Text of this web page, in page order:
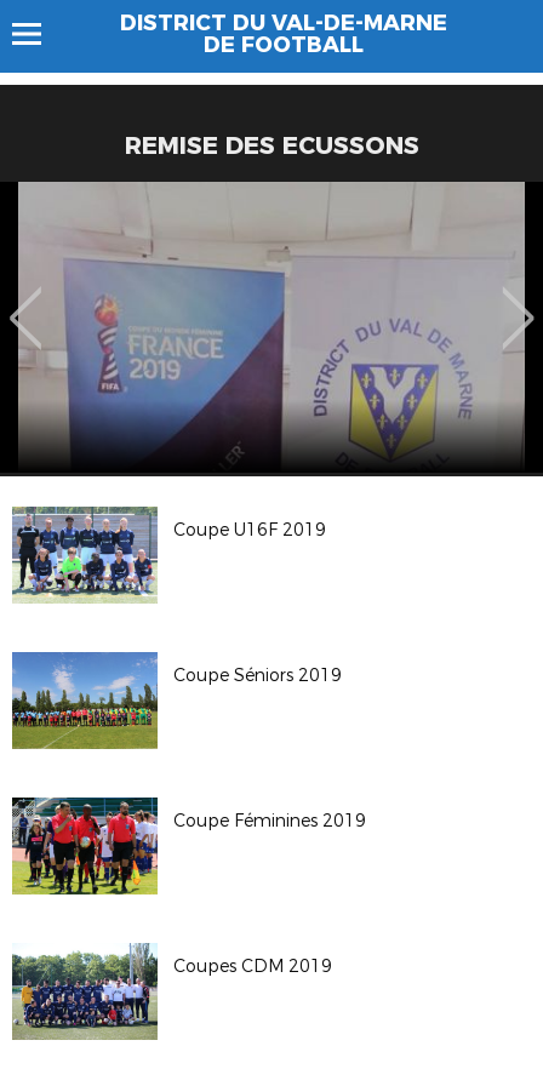
DISTRICT DU VAL-DE-MARNE
DE FOOTBALL
REMISE DES ECUSSONS
Coupe U16F 2019
Coupe Séniors 2019
Coupe Féminines 2019
Coupes CDM 2019